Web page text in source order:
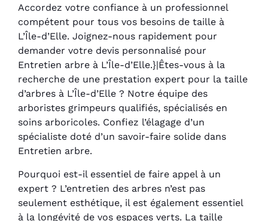
Accordez votre confiance à un professionnel
compétent pour tous vos besoins de taille à
L’Île-d’Elle. Joignez-nous rapidement pour
demander votre devis personnalisé pour
Entretien arbre à L’Île-d’Elle.}|Êtes-vous à la
recherche de une prestation expert pour la taille
d’arbres à L’Île-d’Elle ? Notre équipe des
arboristes grimpeurs qualifiés, spécialisés en
soins arboricoles. Confiez l’élagage d’un
spécialiste doté d’un savoir-faire solide dans
Entretien arbre.
Pourquoi est-il essentiel de faire appel à un
expert ? L’entretien des arbres n’est pas
seulement esthétique, il est également essentiel
à la longévité de vos espaces verts. La taille